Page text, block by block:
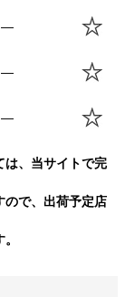
—
—
—
、当サイトで完
ので、出荷予定店